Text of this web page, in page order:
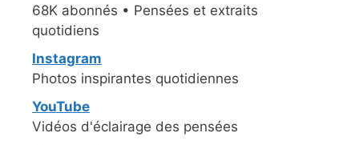
68K abonnés • Pensées et extraits
quotidiens
Instagram
Photos inspirantes quotidiennes
YouTube
Vidéos d'éclairage des pensées